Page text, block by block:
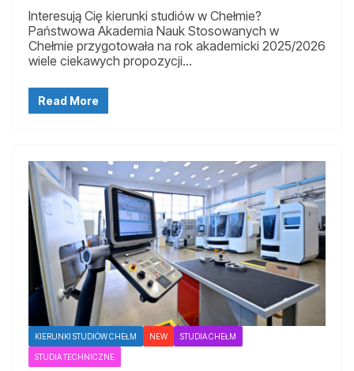
Interesują Cię kierunki studiów w Chełmie?
Państwowa Akademia Nauk Stosowanych w
Chełmie przygotowała na rok akademicki 2025/2026
wiele ciekawych propozycji…
Read More
KIERUNKI STUDIÓW CHEŁM NEW STUDIA CHEŁM
STUDIA TECHNICZNE